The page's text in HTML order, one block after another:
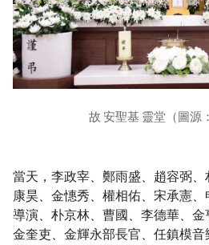
故 安聖基 靈堂（圖源
當天，李政宰、鄭雨盛、趙容弼
康昊、金憓秀、權相佑、宋承憲
導演、朴京林、曹國、李德華、金
金奎吏、金輝永部長官、任鎮模音